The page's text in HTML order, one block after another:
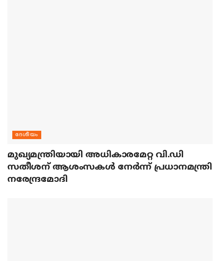
ദേശീയം
മുഖ്യമന്ത്രിയായി അധികാരമേറ്റ വി.ഡി
സതീശന് ആശംസകള്‍ നേര്‍ന്ന് പ്രധാനമന്ത്രി
നരേന്ദ്രമോദി